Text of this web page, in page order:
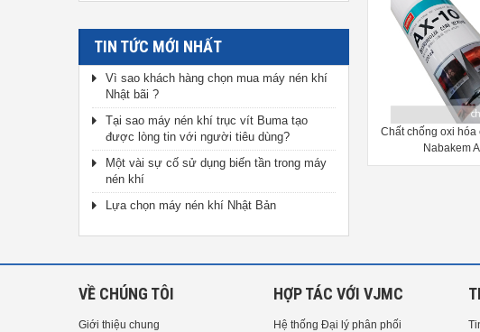
TIN TỨC MỚI NHẤT
Vì sao khách hàng chọn mua máy nén khí
Nhật bãi ?
Tại sao máy nén khí trục vít Buma tạo
được lòng tin với người tiêu dùng?
Một vài sự cố sử dụng biến tần trong máy
nén khí
Lựa chọn máy nén khí Nhật Bản
Sơn phủ phản quang Nabakem
FX-1
Chất chống trơn cho dây đai
Nabakem BD-3
Chất chống oxi hóa
Nabakem
VỀ CHÚNG TÔI
Giới thiệu chung
HỢP TÁC VỚI VJMC
Hệ thống Đại lý phân phối